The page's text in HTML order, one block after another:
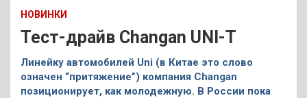
НОВИНКИ
Тест-драйв Changan UNI-T
Линейку автомобилей Uni (в Китае это слово
означен “притяжение”) компания Changan
позиционирует, как молодежную. В России пока